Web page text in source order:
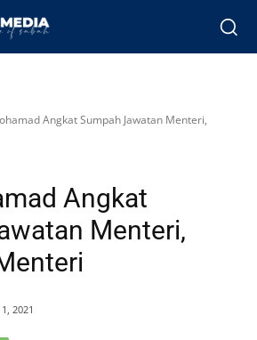
Angkat Sumpah Jawatan Menteri,
Angkat
Menteri,
2021